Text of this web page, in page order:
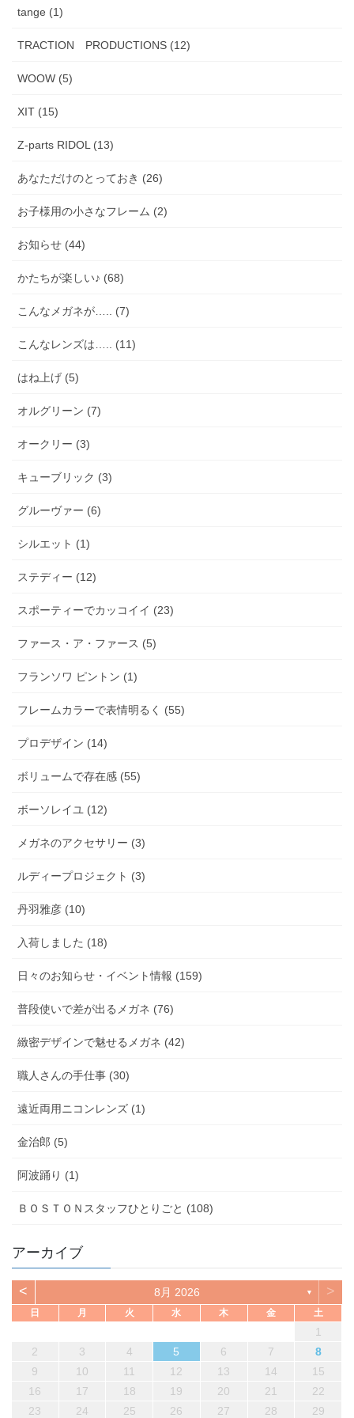
tange (1)
TRACTION PRODUCTIONS (12)
WOOW (5)
XIT (15)
Z-parts RIDOL (13)
あなただけのとっておき (26)
お子様用の小さなフレーム (2)
お知らせ (44)
かたちが楽しい♪ (68)
こんなメガネが….. (7)
こんなレンズは….. (11)
はね上げ (5)
オルグリーン (7)
オークリー (3)
キューブリック (3)
グルーヴァー (6)
シルエット (1)
ステディー (12)
スポーティーでカッコイイ (23)
ファース・ア・ファース (5)
フランソワ ピントン (1)
フレームカラーで表情明るく (55)
プロデザイン (14)
ボリュームで存在感 (55)
ボーソレイユ (12)
メガネのアクセサリー (3)
ルディープロジェクト (3)
丹羽雅彦 (10)
入荷しました (18)
日々のお知らせ・イベント情報 (159)
普段使いで差が出るメガネ (76)
緻密デザインで魅せるメガネ (42)
職人さんの手仕事 (30)
遠近両用ニコンレンズ (1)
金治郎 (5)
阿波踊り (1)
ＢＯＳＴＯＮスタッフひとりごと (108)
アーカイブ
< 8月 2026 ▼ >
日 月 火 水 木 金 土
1
2
3 4 5 6 7
8
9
10 11 12 13 14
15
16
17 18 19 20 21
22
23
24 25 26 27 28 29